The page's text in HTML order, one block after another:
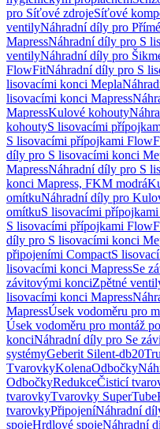
pro Síťové zdrojeSíťové
ventilyNáhradní díly pro
MapressNáhradní díly pro S
ventilyNáhradní díly pro
FlowFitNáhradní díly pro S
lisovacími konci Mepla
lisovacími konci Mapress
MapressKulové kohouty
kohoutyS lisovacími
S lisovacími přípojkami
díly pro S lisovacími konci
MapressNáhradní díly pro S
konci Mapress, FKM modrá
omítkuNáhradní díly pro
omítkuS lisovacími
S lisovacími přípojkami
díly pro S lisovacími konci
připojeními CompactS
lisovacími konci MapressSe
závitovými konciZpětné
lisovacími konci Mapress
MapressÚsek vodoměru pro
Úsek vodoměru pro montáž
konciNáhradní díly pro Se
systémyGeberit Silent-db20
TvarovkyKolenaOdbočky
OdbočkyRedukceČisticí
tvarovkyTvarovky SuperTube
tvarovkyPřipojeníNáhradní
spojeHrdlové spojeNáhradní